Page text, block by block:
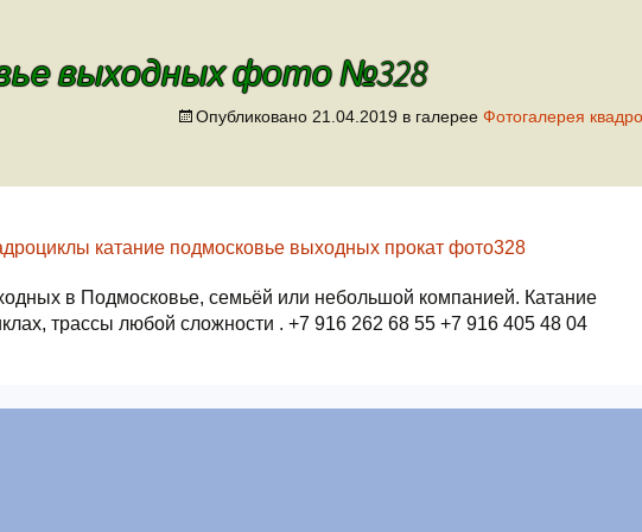
выходных фото №328
Опубликовано 21.04.2019 в галерее Фотогалерея
в Подмосковье, семьёй или небольшой компанией. Катание
трассы любой сложности . +7 916 262 68 55 +7 916 405 48 04